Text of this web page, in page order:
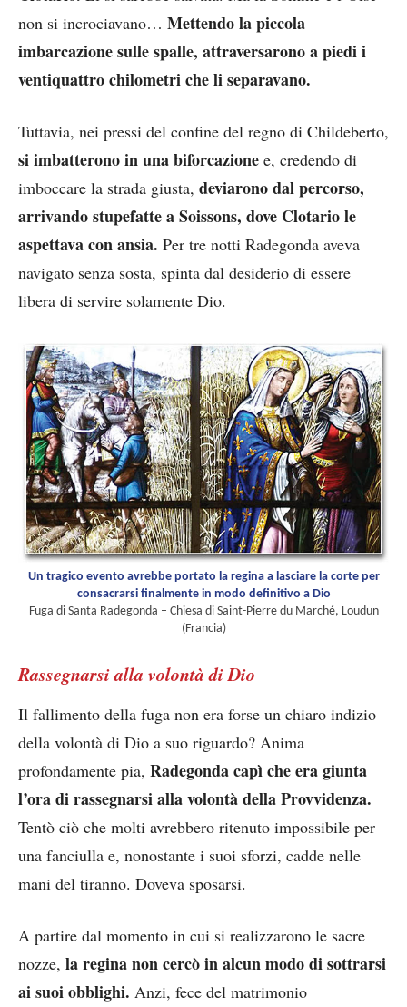
non si incrociavano… Mettendo la piccola
imbarcazione sulle spalle, attraversarono a piedi i
ventiquattro chilometri che li separavano.
Tuttavia, nei pressi del confine del regno di Childeberto,
si imbatterono in una biforcazione e, credendo di
imboccare la strada giusta, deviarono dal percorso,
arrivando stupefatte a Soissons, dove Clotario le
aspettava con ansia. Per tre notti Radegonda aveva
navigato senza sosta, spinta dal desiderio di essere
libera di servire solamente Dio.
Un tragico evento avrebbe portato la regina a lasciare la corte per
consacrarsi finalmente in modo definitivo a Dio
Fuga di Santa Radegonda – Chiesa di Saint-Pierre du Marché, Loudun
(Francia)
Rassegnarsi alla volontà di Dio
Il fallimento della fuga non era forse un chiaro indizio
della volontà di Dio a suo riguardo? Anima
profondamente pia, Radegonda capì che era giunta
l’ora di rassegnarsi alla volontà della Provvidenza.
Tentò ciò che molti avrebbero ritenuto impossibile per
una fanciulla e, nonostante i suoi sforzi, cadde nelle
mani del tiranno. Doveva sposarsi.
A partire dal momento in cui si realizzarono le sacre
nozze, la regina non cercò in alcun modo di sottrarsi
ai suoi obblighi. Anzi, fece del matrimonio